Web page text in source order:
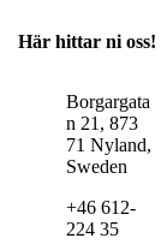
Här hittar ni oss!
Borgargata
n 21, 873
71 Nyland,
Sweden
+46 612-
224 35